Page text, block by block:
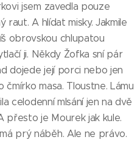
jsem zavedla pouze
raut. A hlídat misky. Jakmile
obrovskou chlupatou
ji. Někdy Žofka sní pár
dojede její porci nebo jen
masa. Tloustne. Lámu
celodenní mlsání jen na dvě
přesto je Mourek jak kule.
prý náběh. Ale ne právo.